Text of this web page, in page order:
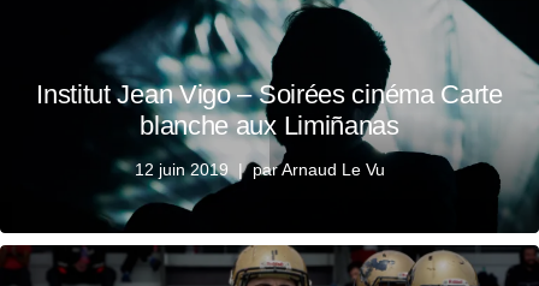
Institut Jean Vigo – Soirées cinéma Carte
blanche aux Limiñanas
12 juin 2019 parArnaud Le Vu